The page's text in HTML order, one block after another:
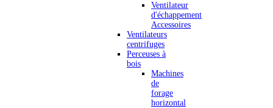
Ventilateur
d'échappement
Accessoires
Ventilateurs
centrifuges
Perceuses à
bois
Machines
de
forage
horizontal